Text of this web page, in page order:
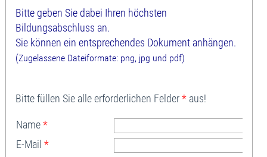
Bitte geben Sie dabei Ihren höchsten
Bildungsabschluss an.
Sie können ein entsprechendes Dokument anhängen.
(Zugelassene Dateiformate: png, jpg und pdf)
Bitte füllen Sie alle erforderlichen Felder*aus!
Name*
E-Mail *